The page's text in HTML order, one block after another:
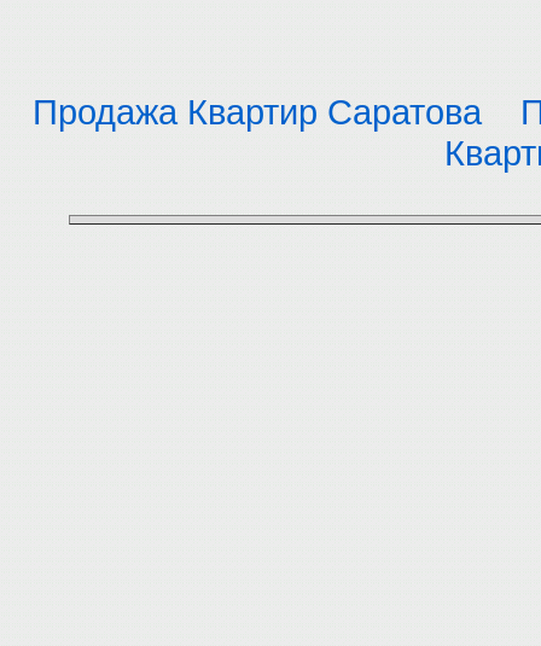
Продажа Квартир Саратова